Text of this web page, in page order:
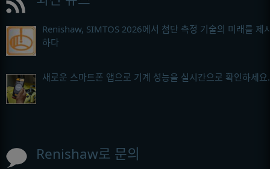
Renishaw, SIMTOS 2026에서 첨단 측정 기술의 미래를 제
하다
새로운 스마트폰 앱으로 기계 성능을 실시간으로 확인하세요.
Renishaw로 문의